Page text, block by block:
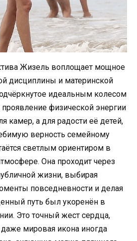
Жизель воплощает мощное
дисциплины и материнской
идеальным колесом
физической энергии
камер, а для радости её детей,
верность семейному
светлым ориентиром в
Она проходит через
жизни, выбирая
повседневности и делая
путь был укоренён в
Это точный жест сердца,
мировая икона иногда